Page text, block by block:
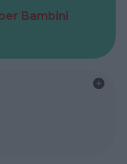
Bambini